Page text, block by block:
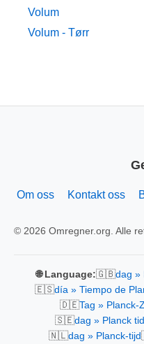
Volum
Volum - Tørr
Om oss Kontakt oss
© 2026 Omregner.org. Alle
🌐 Language:🇬🇧dag »
🇪🇸día » Tiempo de
🇩🇪Tag » Planck-
🇸🇪dag » Planck tid
🇳🇱dag » Planck-tijd